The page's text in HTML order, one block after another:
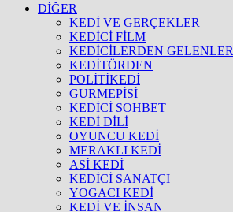
DİĞER
KEDİ VE GERÇEKLER
KEDİCİ FİLM
KEDİCİLERDEN GELENLER
KEDİTÖRDEN
POLİTİKEDİ
GURMEPİSİ
KEDİCİ SOHBET
KEDİ DİLİ
OYUNCU KEDİ
MERAKLI KEDİ
ASİ KEDİ
KEDİCİ SANATÇI
YOGACI KEDİ
KEDİ VE İNSAN